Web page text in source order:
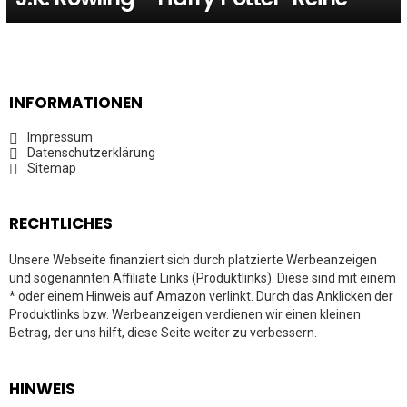
INFORMATIONEN
Impressum
Datenschutzerklärung
Sitemap
RECHTLICHES
Unsere Webseite finanziert sich durch platzierte Werbeanzeigen
und sogenannten Affiliate Links (Produktlinks). Diese sind mit einem
* oder einem Hinweis auf Amazon verlinkt. Durch das Anklicken der
Produktlinks bzw. Werbeanzeigen verdienen wir einen kleinen
Betrag, der uns hilft, diese Seite weiter zu verbessern.
HINWEIS